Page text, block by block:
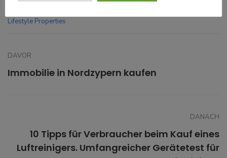
Lifestyle Properties
DAVOR
Immobilie in Nordzypern kaufen
DANACH
10 Tipps für Verbraucher beim Kauf eines
Luftreinigers. Umfangreicher Gerätetest für